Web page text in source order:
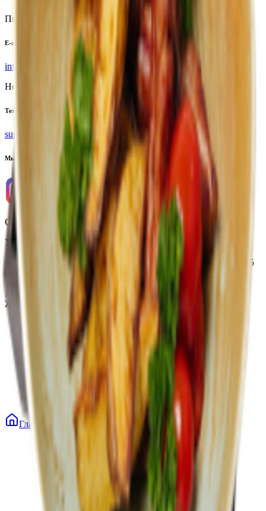
Пн-Пт: 8:00 - 17:00
E-mail
info@yoda.by
Не для электронных обращений
Тех. поддержка
support@yoda.by
Мы в соцсетях
ООО «Торговая сеть «Продмир»
УНП 490314725
Свидетельство о государственной регистрации № 490314725
от 30.05.2003г выдано Гомельским облисполкомом
Адрес: 247210, Республика Беларусь, Гомельская обл., г.
Жлобин, ул. Козлова 2-А
Главная